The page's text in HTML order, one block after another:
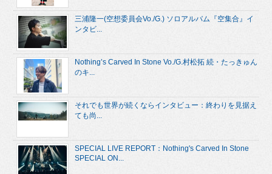
三浦隆一(空想委員会Vo./G.) ソロアルバム『空集合』イ
ンタビ...
Nothing’s Carved In Stone Vo./G.村松拓 続・たっきゅん
のキ...
それでも世界が続くならインタビュー：終わりを見据え
ても尚...
SPECIAL LIVE REPORT：Nothing's Carved In Stone
SPECIAL ON...